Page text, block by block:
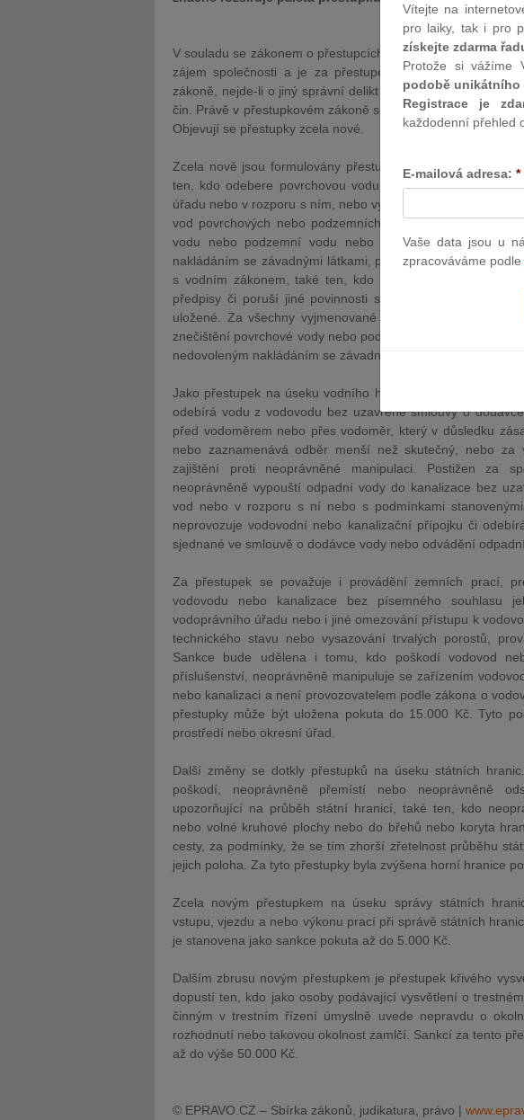
V souladu se zákonem o přestupcích je přestupkem
zájem společnosti a je za přestupek výslovně označeno
zákoně, nejde-li o jiný správní delikt postižitelný podle
čin. Právě v přestupkovém zákoně se s účinností od nového
Objevují se přestupky zcela nové.
Zcela nově jsou formulovány přestupky na úseku vodního
ten, kdo odebere povrchovou vodu nebo podzemní vodu
úřadu nebo v rozporu s ním, nebo vypustí odpadní nebo
vod povrchových nebo podzemních, popřípadě do
vodu nebo podzemní vodu nebo ohrozí její jakost nebo
nakládáním se závadnými látkami, popřípadě způsobí
s vodním zákonem, také ten, kdo poruší povinnosti
předpisy či poruší jiné povinnosti stanovené vodním
uložené. Za všechny vyjmenované přestupky může být
znečištění povrchové vody nebo podzemní vody či ohrožení
nedovoleným nakládáním se závadnými látkami lze uložit
Jako přestupek na úseku vodního hospodářství bude
odebírá vodu z vodovodu bez uzavřené smlouvy o
před vodoměrem nebo přes vodoměr, který v důsledku
nebo zaznamenává odběr menší než skutečný, nebo za
zajištění proti neoprávněné manipulaci. Postižen za
neoprávněně vypouští odpadní vody do kanalizace bez
vod nebo v rozporu s ní nebo s podmínkami
neprovozuje vodovodní nebo kanalizační přípojku či
sjednané ve smlouvě o dodávce vody nebo odvádění
Za přestupek se považuje i provádění zemních prací,
vodovodu nebo kanalizace bez písemného souhlasu
vodoprávního úřadu nebo i jiné omezování přístupu k
technického stavu nebo vysazování trvalých porostů,
Sankce bude udělena i tomu, kdo poškodí vodovod
příslušenství, neoprávněně manipuluje se zařízením
nebo kanalizaci a není provozovatelem podle zákona o
přestupky může být uložena pokuta do 15.000 Kč. Tyto
prostředí nebo okresní úřad.
Další změny se dotkly přestupků na úseku státních
poškodí, neoprávněně přemístí nebo neoprávněně
upozorňující na průběh státní hranicí, také ten, kdo
nebo volné kruhové plochy nebo do břehů nebo koryta
cesty, za podmínky, že se tím zhorší zřetelnost průběhu
jejich poloha. Za tyto přestupky byla zvýšena horní hranice
Zcela novým přestupkem na úseku správy státních
vstupu, vjezdu a nebo výkonu prací při správě státních
je stanovena jako sankce pokuta až do 5.000 Kč.
Dalším zbrusu novým přestupkem je přestupek křivého
dopustí ten, kdo jako osoby podávající vysvětlení o
činným v trestním řízení úmyslně uvede nepravdu o
rozhodnutí nebo takovou okolnost zamlčí. Sankcí za tento
až do výše 50.000 Kč.
© EPRAVO.CZ – Sbírka zákonů, judikatura, právo |
JUDr. Tomáš Nielsen
JUDr. Tomáš Sokol
Kurzy lektora
Vítejte na
pro laiky, tak i pro
získejte zdarma
Protože si vážíme
podobě unikátního
Registrace je
každodenní přehled
E-mailová adresa: *
Vaše data jsou u
zpracováváme podle